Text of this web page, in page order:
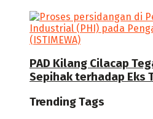
PAD Kilang Cilacap
Sepihak terhadap Eks
Trending Tags